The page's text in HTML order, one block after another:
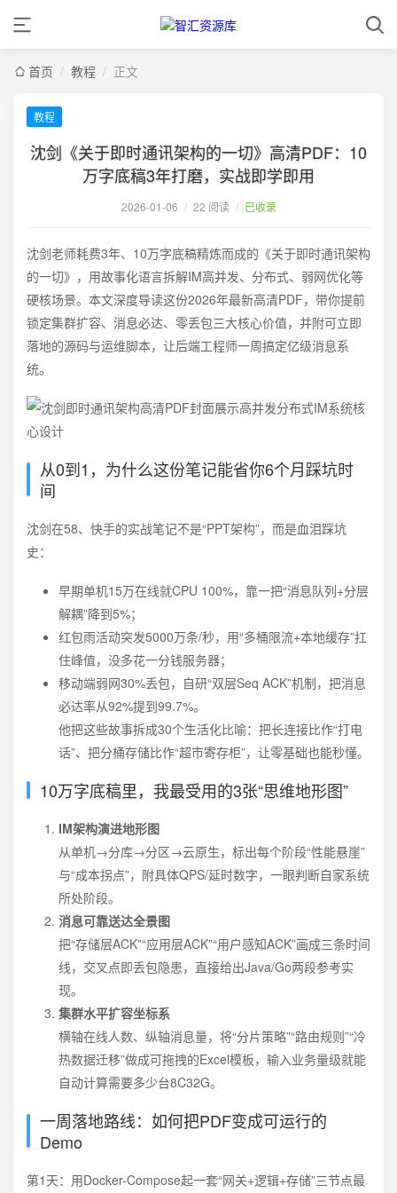
首页 / 教程 / 正文
教程
沈剑《关于即时通讯架构的一切》高清PDF：10
万字底稿3年打磨，实战即学即用
2026-01-06 / 22 阅读 / 已收录
沈剑老师耗费3年、10万字底稿精炼而成的《关于即时通讯架构
的一切》，用故事化语言拆解IM高并发、分布式、弱网优化等
硬核场景。本文深度导读这份2026年最新高清PDF，带你提前
锁定集群扩容、消息必达、零丢包三大核心价值，并附可立即
落地的源码与运维脚本，让后端工程师一周搞定亿级消息系
统。
从0到1，为什么这份笔记能省你6个月踩坑时
间
沈剑在58、快手的实战笔记不是“PPT架构”，而是血泪踩坑
史：
早期单机15万在线就CPU 100%，靠一把“消息队列+分层
解耦”降到5%；
红包雨活动突发5000万条/秒，用“多桶限流+本地缓存”扛
住峰值，没多花一分钱服务器；
移动端弱网30%丢包，自研“双层Seq ACK”机制，把消息
必达率从92%提到99.7%。
他把这些故事拆成30个生活化比喻：把长连接比作“打电
话”、把分桶存储比作“超市寄存柜”，让零基础也能秒懂。
10万字底稿里，我最受用的3张“思维地形图”
IM架构演进地形图
从单机→分库→分区→云原生，标出每个阶段“性能悬崖”
与“成本拐点”，附具体QPS/延时数字，一眼判断自家系统
所处阶段。
消息可靠送达全景图
把“存储层ACK”“应用层ACK”“用户感知ACK”画成三条时间
线，交叉点即丢包隐患，直接给出Java/Go两段参考实
现。
集群水平扩容坐标系
横轴在线人数、纵轴消息量，将“分片策略”“路由规则”“冷
热数据迁移”做成可拖拽的Excel模板，输入业务量级就能
自动计算需要多少台8C32G。
一周落地路线：如何把PDF变成可运行的
Demo
第1天：用Docker-Compose起一套“网关+逻辑+存储”三节点最